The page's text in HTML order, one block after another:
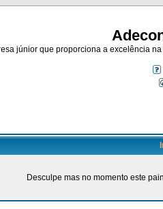
júnior que proporciona a excelência
Desculpe mas no momento este